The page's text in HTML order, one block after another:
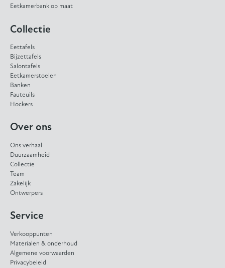
Eetkamerbank op maat
Collectie
Eettafels
Bijzettafels
Salontafels
Eetkamerstoelen
Banken
Fauteuils
Hockers
Over ons
Ons verhaal
Duurzaamheid
Collectie
Team
Zakelijk
Ontwerpers
Service
Verkooppunten
Materialen & onderhoud
Algemene voorwaarden
Privacybeleid